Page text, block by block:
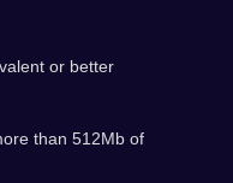
or better
than 512Mb of